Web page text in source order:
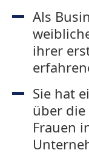
Als
ihrer
Sie hat
über
Frauen